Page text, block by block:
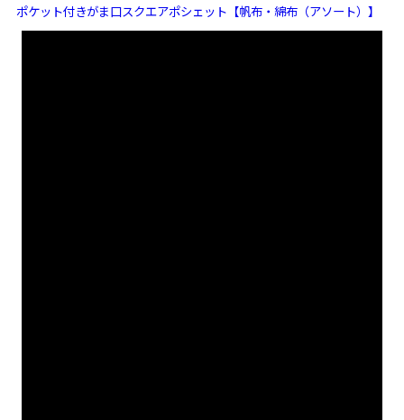
ポケット付きがま口スクエアポシェット【帆布・綿布（アソート）】